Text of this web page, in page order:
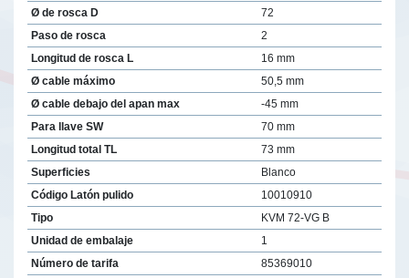
Ø de rosca D
72
Paso de rosca
2
Longitud de rosca L
16 mm
Ø cable máximo
50,5 mm
Ø cable debajo del apan max
-45 mm
Para llave SW
70 mm
Longitud total TL
73 mm
Superficies
Blanco
Código Latón pulido
10010910
Tipo
KVM 72-VG B
Unidad de embalaje
1
Número de tarifa
85369010